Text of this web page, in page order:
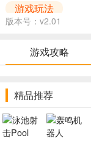
游戏玩法
1.游戏中玩家将操
跃和前行，遇上对手
2.高清靓丽的卡通
3.多类目游戏的多
漂亮的游戏图型，简
游戏特色
版本号：v2.01
游戏攻略
精品推荐